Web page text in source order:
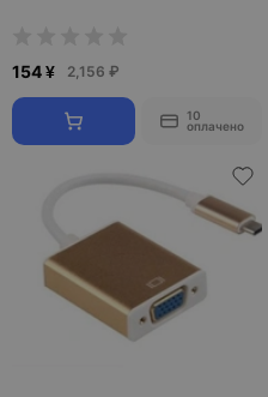
154 ¥ 2,156 ₽
10
оплачено